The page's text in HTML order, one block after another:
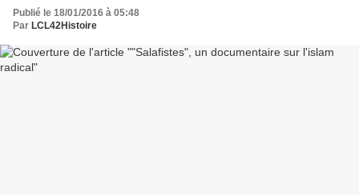
Publié le 18/01/2016 à 05:48
Par LCL42Histoire